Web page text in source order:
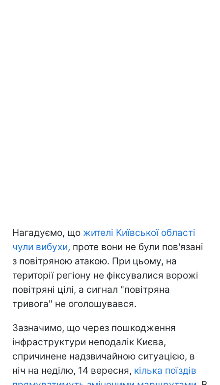
Нагадуємо, що жителі Київської області
чули вибухи, проте вони не були пов'язані
з повітряною атакою. При цьому, на
території регіону не фіксувалися ворожі
повітряні цілі, а сигнал "повітряна
тривога" не оголошувався.
Зазначимо, що через пошкодження
інфраструктури неподалік Києва,
спричинене надзвичайною ситуацією, в
ніч на неділю, 14 вересня, кілька поїздів